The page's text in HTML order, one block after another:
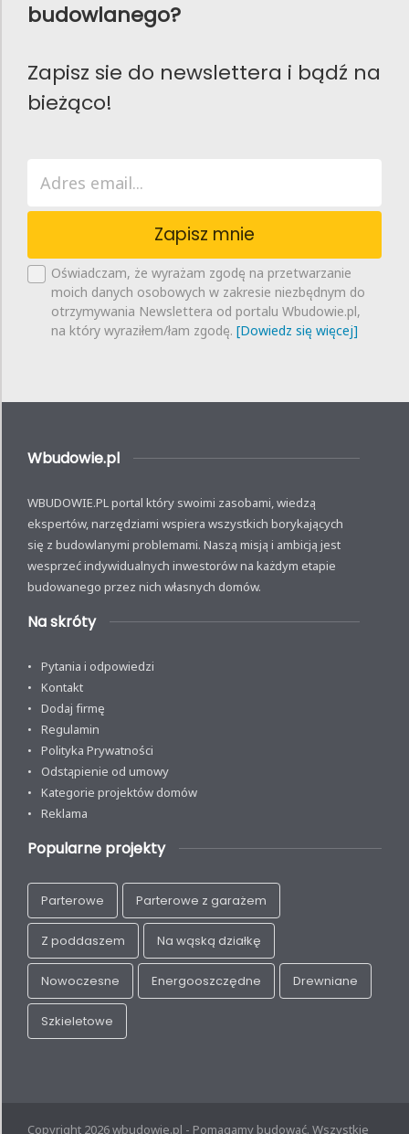
budowlanego?
Zapisz sie do newslettera i bądź na
bieżąco!
Zapisz mnie
Oświadczam, że wyrażam zgodę na przetwarzanie
moich danych osobowych w zakresie niezbędnym do
otrzymywania Newslettera od portalu Wbudowie.pl,
na który wyraziłem/łam zgodę. [Dowiedz się więcej]
Wbudowie.pl
WBUDOWIE.PL portal który swoimi zasobami, wiedzą
ekspertów, narzędziami wspiera wszystkich borykających
się z budowlanymi problemami. Naszą misją i ambicją jest
wesprzeć indywidualnych inwestorów na każdym etapie
budowanego przez nich własnych domów.
Na skróty
Pytania i odpowiedzi
Kontakt
Dodaj firmę
Regulamin
Polityka Prywatności
Odstąpienie od umowy
Kategorie projektów domów
Reklama
Popularne projekty
Parterowe Parterowe z garażem
Z poddaszem Na wąską działkę
Nowoczesne Energooszczędne Drewniane
Szkieletowe
Copyright 2026 wbudowie.pl - Pomagamy budować. Wszystkie